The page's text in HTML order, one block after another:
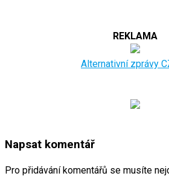
REKLAMA
Alternativní zprávy
Napsat komentář
Pro přidávání komentářů se musíte